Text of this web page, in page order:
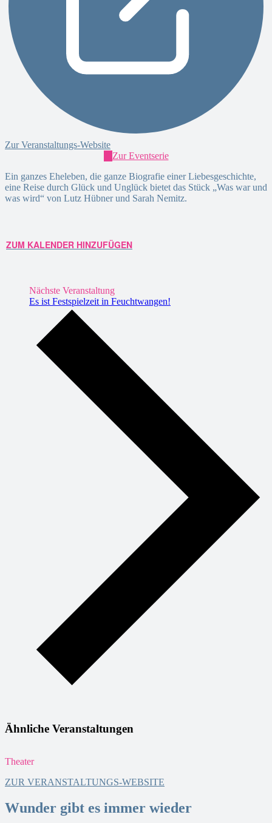
Zur Veranstaltungs-Website
Zur Eventserie
Ein ganzes Eheleben, die ganze Biografie einer Liebesgeschichte,
eine Reise durch Glück und Unglück bietet das Stück „Was war und
was wird“ von Lutz Hübner und Sarah Nemitz.
ZUM KALENDER HINZUFÜGEN
Nächste Veranstaltung
Es ist Festspielzeit in Feuchtwangen!
Ähnliche Veranstaltungen
Theater
ZUR VERANSTALTUNGS-WEBSITE
Wunder gibt es immer wieder